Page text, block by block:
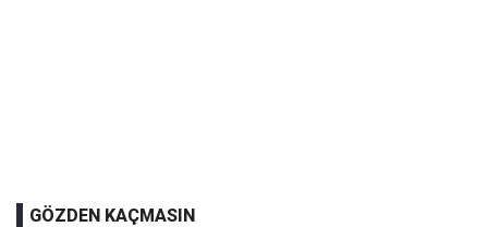
GÖZDEN KAÇMASIN